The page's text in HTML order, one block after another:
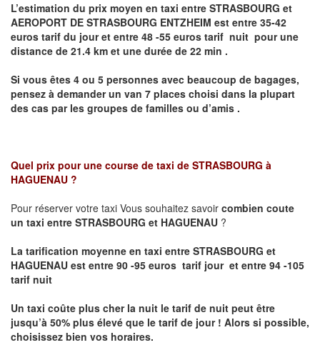
L’estimation du prix moyen en taxi entre STRASBOURG et
AEROPORT DE STRASBOURG ENTZHEIM est entre 35-42
euros tarif du jour et entre 48 -55 euros tarif nuit pour une
distance de 21.4 km et une durée de 22 min .
Si vous êtes 4 ou 5 personnes avec beaucoup de bagages,
pensez à demander un van 7 places choisi dans la plupart
des cas par les groupes de familles ou d’amis .
Quel prix pour une course de taxi de STRASBOURG à
HAGUENAU ?
Pour réserver votre taxi Vous souhaitez savoir combien coute
un taxi entre STRASBOURG et HAGUENAU ?
La tarification moyenne en taxi entre STRASBOURG et
HAGUENAU est entre 90 -95 euros tarif jour et entre 94 -105
tarif nuit
Un taxi coûte plus cher la nuit le tarif de nuit peut être
jusqu’à 50% plus élevé que le tarif de jour ! Alors si possible,
choisissez bien vos horaires.